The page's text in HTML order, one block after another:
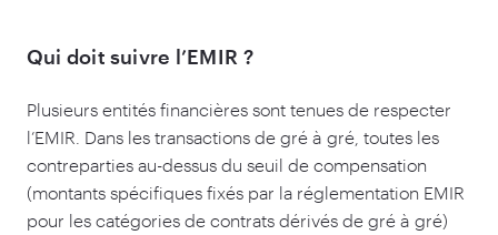
Qui doit suivre l’EMIR ?
Plusieurs entités financières sont tenues de respecter
l’EMIR. Dans les transactions de gré à gré, toutes les
contreparties au-dessus du seuil de compensation
(montants spécifiques fixés par la réglementation EMIR
pour les catégories de contrats dérivés de gré à gré)